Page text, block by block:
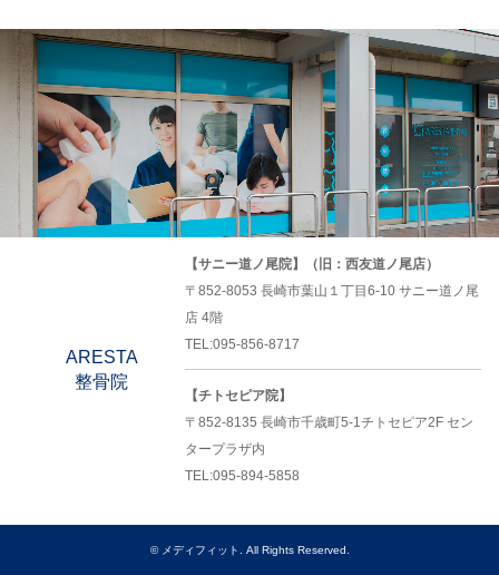
ARESTA
整骨院
【サニー道ノ尾院】（旧：西友道ノ尾店）
〒852-8053 長崎市葉山１丁目6-10 サニー道ノ尾
店 4階
TEL:095-856-8717
【チトセピア院】
〒852-8135 長崎市千歳町5-1チトセピア2F セン
タープラザ内
TEL:095-894-5858
© メディフィット. All Rights Reserved.